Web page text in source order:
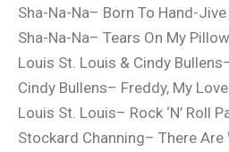
Sha-Na-Na– Born To Hand-
Sha-Na-Na– Tears On My
Louis St. Louis & Cindy
Cindy Bullens– Freddy, My
Louis St. Louis– Rock ‘N’ Roll
Stockard Channing– There